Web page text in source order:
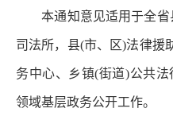
本通知意见适用于全省
司法所，县(市、区)法律援
务中心、乡镇(街道)公共
领域基层政务公开工作。